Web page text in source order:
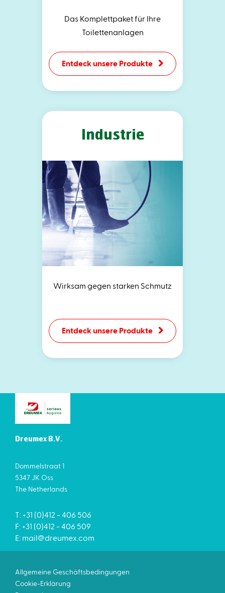
Das Komplettpaket für Ihre
Toilettenanlagen
Entdeck unsere Produkte
Industrie
Wirksam gegen starken Schmutz
Entdeck unsere Produkte
Dreumex B.V.
Dommelstraat 1
5347 JK Oss
The Netherlands
T: +31 (0)412 - 406 506
F: +31 (0)412 - 406 509
E: mail@dreumex.com
Allgemeine Geschäftsbedingungen
Cookie-Erklärung